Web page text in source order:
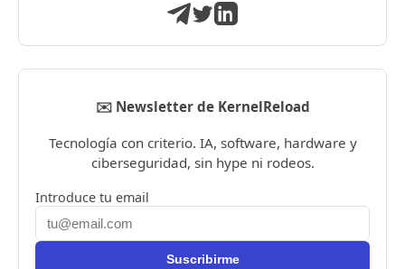
✉️ Newsletter de KernelReload
Tecnología con criterio. IA, software, hardware y
ciberseguridad, sin hype ni rodeos.
Introduce tu email